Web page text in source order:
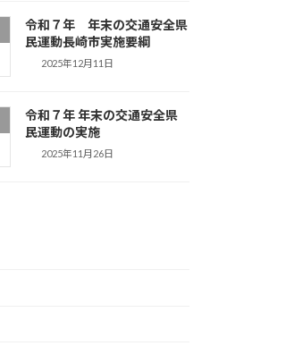
令和７年 年末の交通安全県
民運動長崎市実施要綱
2025年12月11日
令和７年 年末の交通安全県
民運動の実施
2025年11月26日